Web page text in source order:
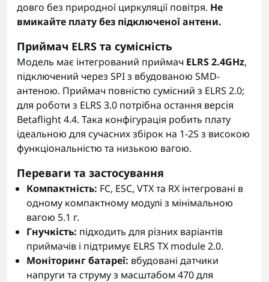
довго без природної циркуляції повітря. Не
вмикайте плату без підключеної антени.
Приймач ELRS та сумісність
Модель має інтегрований приймач ELRS 2.4GHz,
підключений через SPI з вбудованою SMD-
антеною. Приймач повністю сумісний з ELRS 2.0;
для роботи з ELRS 3.0 потрібна остання версія
Betaflight 4.4. Така конфігурація робить плату
ідеальною для сучасних збірок на 1-2S з високою
функціональністю та низькою вагою.
Переваги та застосування
Компактність: FC, ESC, VTX та RX інтегровані в
одному компактному модулі з мінімальною
вагою 5.1 г.
Гнучкість: підходить для різних варіантів
приймачів і підтримує ELRS TX module 2.0.
Моніторинг батареї: вбудовані датчики
напруги та струму з масштабом 470 для